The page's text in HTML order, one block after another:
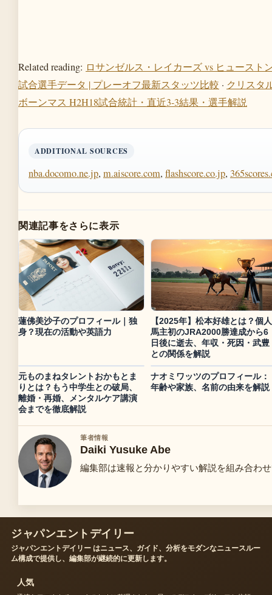
Related reading: ロサンゼルス・レイカーズ vs ヒュースト
試合選手データ | プレーオフ最新スタッツ比較 · クリスタ
ボーンマス H2H18試合統計・直近3-3結果・選手解説
ADDITIONAL SOURCES
nba.docomo.ne.jp, m.aiscore.com, flashscore.co.jp,
関連記事をさらに表示
蓮佛美沙子のプロフィール｜独
身？現在の活動や英語力
【2025年】松本好雄とは？個人
馬主初のJRA2000勝達成から6
日後に逝去、年収・死因・武豊
との関係を解説
元ものまねタレントおかもとま
りとは？もう中学生との破局、
離婚・再婚、メンタルケア講演
会までを徹底解説
ナオミワッツのプロフィール：
年齢や家族、名前の由来を解説
筆者情報
Daiki Yusuke Abe
編集部は速報と分かりやすい解説を組み合わ
ジャパンエントデイリー
ジャパンエントデイリー はニュース、ガイド、分析をモダンなニュースルー
ム構成で提供し、編集部が継続的に更新します。
人気